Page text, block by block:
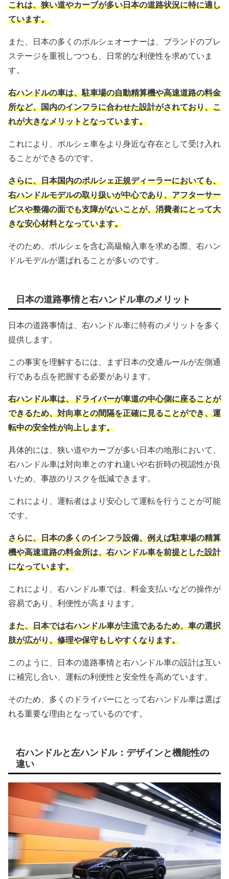
これは、狭い道やカーブが多い日本の道路状況に特に適し
ています。
また、日本の多くのポルシェオーナーは、ブランドのプレ
ステージを重視しつつも、日常的な利便性を求めていま
す。
右ハンドルの車は、駐車場の自動精算機や高速道路の料金
所など、国内のインフラに合わせた設計がされており、こ
れが大きなメリットとなっています。
これにより、ポルシェ車をより身近な存在として受け入れ
ることができるのです。
さらに、日本国内のポルシェ正規ディーラーにおいても、
右ハンドルモデルの取り扱いが中心であり、アフターサー
ビスや整備の面でも支障がないことが、消費者にとって大
きな安心材料となっています。
そのため、ポルシェを含む高級輸入車を求める際、右ハン
ドルモデルが選ばれることが多いのです。
日本の道路事情と右ハンドル車のメリット
日本の道路事情は、右ハンドル車に特有のメリットを多く
提供します。
この事実を理解するには、まず日本の交通ルールが左側通
行である点を把握する必要があります。
右ハンドル車は、ドライバーが車道の中心側に座ることが
できるため、対向車との間隔を正確に見ることができ、運
転中の安全性が向上します。
具体的には、狭い道やカーブが多い日本の地形において、
右ハンドル車は対向車とのすれ違いや右折時の視認性が良
いため、事故のリスクを低減できます。
これにより、運転者はより安心して運転を行うことが可能
です。
さらに、日本の多くのインフラ設備、例えば駐車場の精算
機や高速道路の料金所は、右ハンドル車を前提とした設計
になっています。
これにより、右ハンドル車では、料金支払いなどの操作が
容易であり、利便性が高まります。
また、日本では右ハンドル車が主流であるため、車の選択
肢が広がり、修理や保守もしやすくなります。
このように、日本の道路事情と右ハンドル車の設計は互い
に補完し合い、運転の利便性と安全性を高めています。
そのため、多くのドライバーにとって右ハンドル車は選ば
れる重要な理由となっているのです。
右ハンドルと左ハンドル：デザインと機能性の
違い